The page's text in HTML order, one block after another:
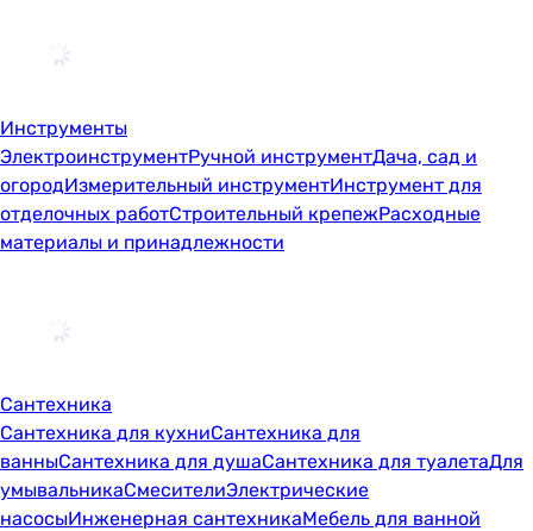
Инструменты
ЭлектроинструментРучной инструментДача, сад и
огородИзмерительный инструментИнструмент для
отделочных работСтроительный крепежРасходные
материалы и принадлежности
Сантехника
Сантехника для кухниСантехника для
ванныСантехника для душаСантехника для туалетаДля
умывальникаСмесителиЭлектрические
насосыИнженерная сантехникаМебель для ванной